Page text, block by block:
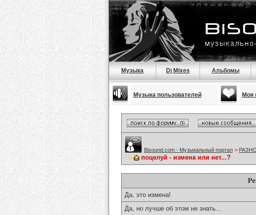
Музыка Dj Mixes Альбомы
Музыка пользователей Моя
Bisound.com - Музыкальный портал >
поцелуй - измена или нет...?
Да, это измена!
Да, но лучше об этом не знать...